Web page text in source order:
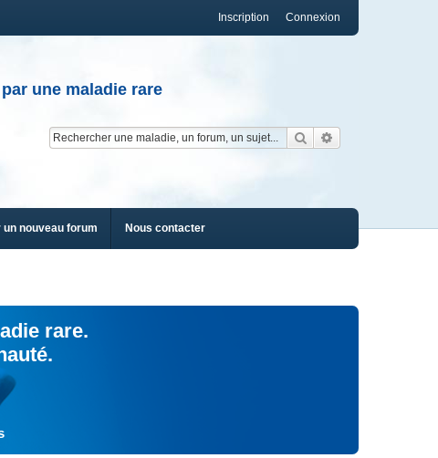
Connexion
Inscription
une maladie rare
Rechercher
un nouveau forum Nous contacter
rare.